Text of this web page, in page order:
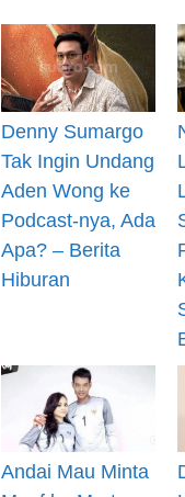
Denny Sumargo
Tak Ingin Undang
Aden Wong ke
Podcast-nya, Ada
Apa? – Berita
Hiburan
Andai Mau Minta